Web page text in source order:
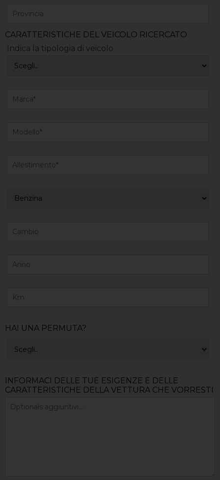
CARATTERISTICHE DEL VEICOLO RICERCATO
Indica la tipologia di veicolo
HAI UNA PERMUTA?
INFORMACI DELLE TUE ESIGENZE E DELLE
CARATTERISTICHE DELLA VETTURA CHE VORRESTI